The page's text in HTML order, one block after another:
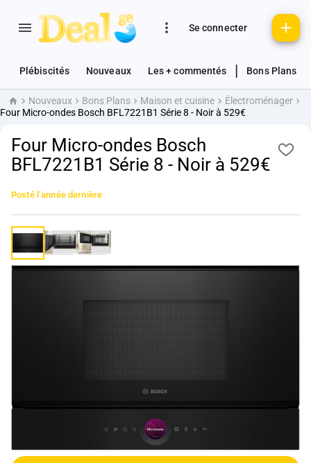
Se connecter
Plébiscités Nouveaux Les + commentés Bons Plans
AccueilNouveaux Bons Plans Maison et cuisine
Électroménager
Four Micro-ondes Bosch BFL7221B1 Série 8 - Noir à 529€
Four Micro-ondes Bosch
BFL7221B1 Série 8 - Noir à 529€
Posté l’année dernière